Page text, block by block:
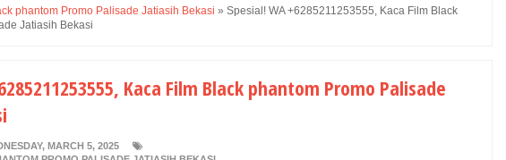
phantom Promo Palisade Jatiasih Bekasi » Spesial! WA +6285211253555, Kaca Film Black
Jatiasih Bekasi
Kaca Film Black phantom Promo Palisade
MARCH 5, 2025